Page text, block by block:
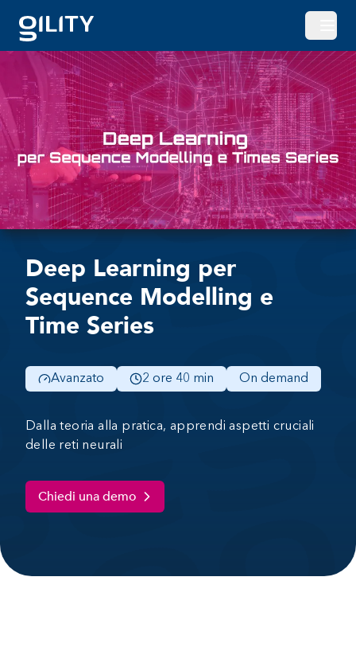
Apri
Deep Learning per
Sequence Modelling e
Time Series
Avanzato 2 ore 40 min On demand
Dalla teoria alla pratica, apprendi aspetti cruciali
delle reti neurali
Chiedi una demo